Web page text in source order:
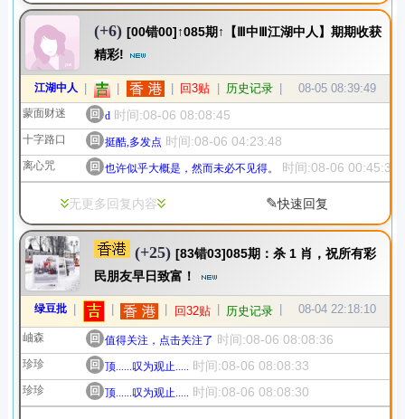
(+6) [00错00]↑085期↑【Ⅲ中Ⅲ江湖中人】期期收获
精彩!
江湖中人 回3贴 历史记录 08-05 08:39:49
蒙面财迷 回 d 时间:08-06 08:08:45
十字路口 回 挺酷,多发点 时间:08-06 04:23:48
离心咒 回 也许似乎大概是，然而未必不见得。 时间:08-06 00:45:36
无更多回复内容 ✎快速回复
(+25) [83错03]085期：杀 1 肖，祝所有彩
民朋友早日致富！
绿豆批 回32贴 历史记录 08-04 22:18:10
岫森 回 值得关注，点击关注了 时间:08-06 08:08:36
珍珍 回 顶......叹为观止..... 时间:08-06 08:08:33
珍珍 回 顶......叹为观止..... 时间:08-06 08:08:30